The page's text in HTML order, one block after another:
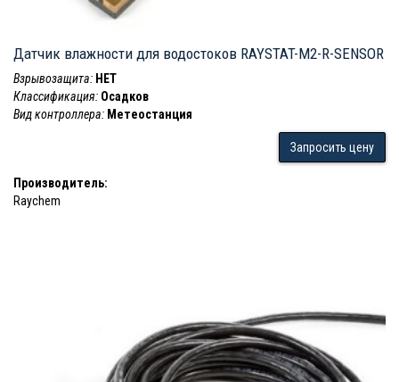
Датчик влажности для водостоков RAYSTAT-M2-R-SENSOR
Взрывозащита: НЕТ
Классификация: Осадков
Вид контроллера: Метеостанция
Запросить цену
Производитель:
Raychem